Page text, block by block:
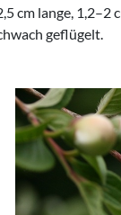
cm lange,
geflügelt.